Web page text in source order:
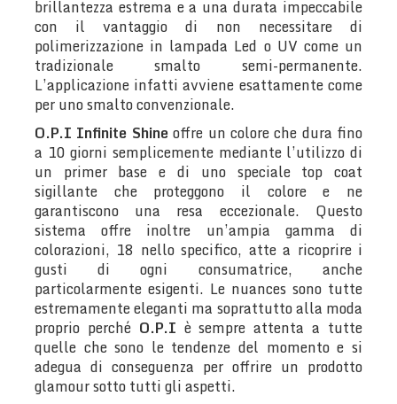
brillantezza estrema e a una durata impeccabile
con il vantaggio di non necessitare di
polimerizzazione in lampada Led o UV come un
tradizionale smalto semi-permanente.
L’applicazione infatti avviene esattamente come
per uno smalto convenzionale.
O.P.I Infinite Shineoffre un colore che dura fino
a 10 giorni semplicemente mediante l’utilizzo di
un primer base e di uno speciale top coat
sigillante che proteggono il colore e ne
garantiscono una resa eccezionale. Questo
sistema offre inoltre un’ampia gamma di
colorazioni, 18 nello specifico, atte a ricoprire i
gusti di ogni consumatrice, anche
particolarmente esigenti. Le nuances sono tutte
estremamente eleganti ma soprattutto alla moda
proprio perché O.P.I è sempre attenta a tutte
quelle che sono le tendenze del momento e si
adegua di conseguenza per offrire un prodotto
glamour sotto tutti gli aspetti.